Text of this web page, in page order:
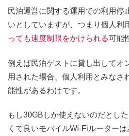
民泊運営に関する運用での利用停
いとしていますが、つまり個人利
っても速度制限をかけられる可能
例えば民泊ゲストに貸し出してオ
用された場合、個人利用とみなさ
能性があるわけです。
もし30GBしか使えないのだとし
くて良いモバイルWi-Fiルーター